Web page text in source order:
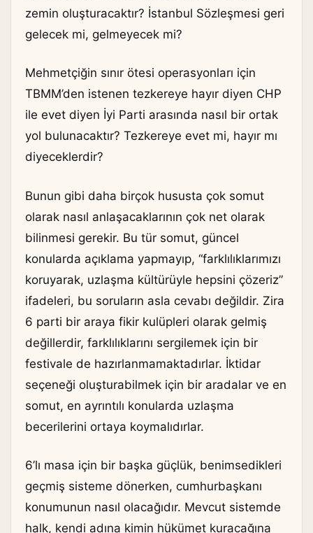
zemin oluşturacaktır? İstanbul Sözleşmesi geri
gelecek mi, gelmeyecek mi?
Mehmetçiğin sınır ötesi operasyonları için
TBMM’den istenen tezkereye hayır diyen CHP
ile evet diyen İyi Parti arasında nasıl bir ortak
yol bulunacaktır? Tezkereye evet mi, hayır mı
diyeceklerdir?
Bunun gibi daha birçok hususta çok somut
olarak nasıl anlaşacaklarının çok net olarak
bilinmesi gerekir. Bu tür somut, güncel
konularda açıklama yapmayıp, “farklılıklarımızı
koruyarak, uzlaşma kültürüyle hepsini çözeriz”
ifadeleri, bu soruların asla cevabı değildir. Zira
6 parti bir araya fikir kulüpleri olarak gelmiş
değillerdir, farklılıklarını sergilemek için bir
festivale de hazırlanmamaktadırlar. İktidar
seçeneği oluşturabilmek için bir aradalar ve en
somut, en ayrıntılı konularda uzlaşma
becerilerini ortaya koymalıdırlar.
6’lı masa için bir başka güçlük, benimsedikleri
geçmiş sisteme dönerken, cumhurbaşkanı
konumunun nasıl olacağıdır. Mevcut sistemde
halk, kendi adına kimin hükümet kuracağına